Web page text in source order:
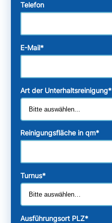
Telefon
E-Mail*
Art der Unterhaltsreinigung*
Reinigungsfläche in qm*
Turnus*
Ausführungsort PLZ*